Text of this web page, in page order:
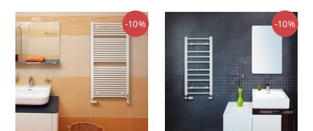
-10% -10%